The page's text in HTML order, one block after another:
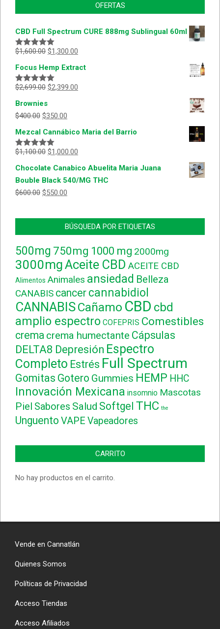
OFERTAS
CBD Full Spectrum CURE 888mg Sublingual 60ml
Valorado
5
$1,600.00 $1,300.00
Focus Hemp Extract
Valorado
5
$2,699.00 $2,399.00
Brownies
$400.00 $350.00
Mezcal Cannábico Maria del Barrio
Valorado
5
$1,100.00 $1,000.00
Chocolate Canabico Abuelita Maria Juana
Bouble Black 540/MG THC
$600.00 $550.00
BÚSQUEDA POR ETIQUETAS
500mg 750mg 1000 mg 2000mg
3000mgAceite CBD ACEITE CBD
Alimentos Animales ansiedad Belleza
CANABIS cancer cannabidiol
CANNABISCañamo CBD cbd
amplio espectro COFEPRIS Comestibles
crema crema humectante Cápsulas
DELTA8 Depresión Espectro
Completo Estrés Full Spectrum
Gomitas Gotero Gummies HEMP HHC
Innovación Mexicana insomnio Mascotas
Piel Sabores Salud Softgel THC the
Unguento VAPE Vapeadores
CARRITO
No hay productos en el carrito.
Vende en Cannatlán
Quienes Somos
Políticas de Privacidad
Acceso Tiendas
Acceso Afiliados